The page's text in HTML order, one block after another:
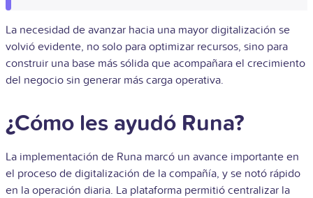
La necesidad de avanzar hacia una mayor digitalización se
volvió evidente, no solo para optimizar recursos, sino para
construir una base más sólida que acompañara el crecimiento
del negocio sin generar más carga operativa.
¿Cómo les ayudó Runa?
La implementación de Runa marcó un avance importante en
el proceso de digitalización de la compañía, y se notó rápido
en la operación diaria. La plataforma permitió centralizar la